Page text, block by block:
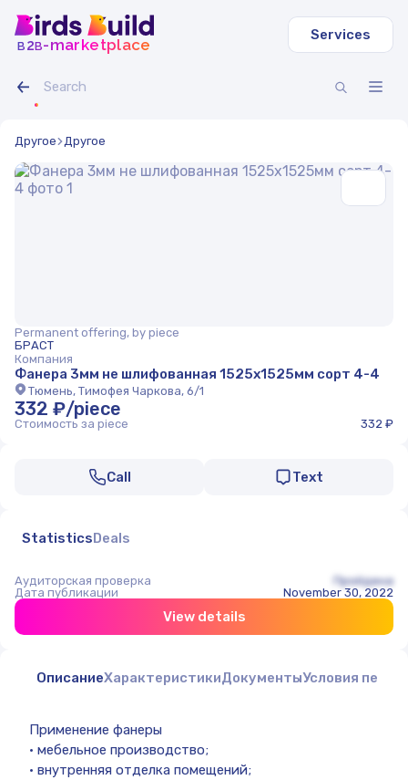
b2b-marketplace
Services
Другое Другое
Permanent offering, by piece
БРАСТ
Компания
Фанера 3мм не шлифованная 1525х1525мм сорт 4-4
Тюмень, Тимофея Чаркова, 6/1
332 ₽/piece
Стоимость за piece 332 ₽
Call Text
StatisticsDeals
Аудиторская проверка
Пройдена
Дата публикации
November 30, 2022
View details
ОписаниеХарактеристикиДокументыУсловия
Применение фанеры
• мебельное производство;
• внутренняя отделка помещений;